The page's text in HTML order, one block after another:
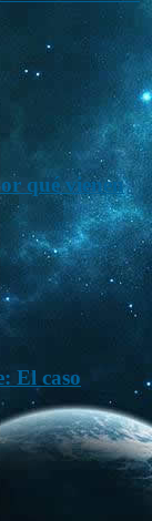
qué vienen
El caso